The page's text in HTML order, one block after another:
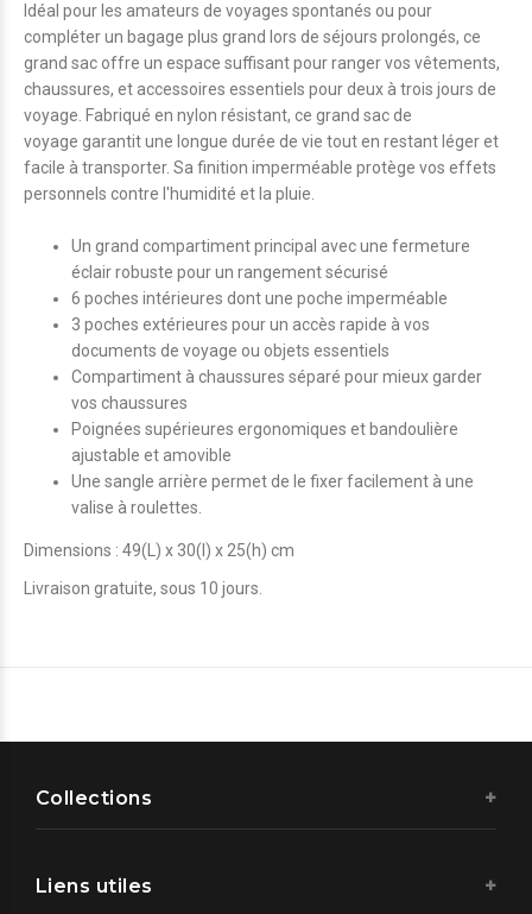
Idéal pour les amateurs de voyages spontanés ou pour
compléter un bagage plus grand lors de séjours prolongés, ce
grand sac offre un espace suffisant pour ranger vos vêtements,
chaussures, et accessoires essentiels pour deux à trois jours de
voyage. Fabriqué en nylon résistant, ce grand sac de
voyage garantit une longue durée de vie tout en restant léger et
facile à transporter. Sa finition imperméable protège vos effets
personnels contre l'humidité et la pluie.
Un grand compartiment principal avec une fermeture
éclair robuste pour un rangement sécurisé
6 poches intérieures dont une poche imperméable
3 poches extérieures pour un accès rapide à vos
documents de voyage ou objets essentiels
Compartiment à chaussures séparé pour mieux garder
vos chaussures
Poignées supérieures ergonomiques et bandoulière
ajustable et amovible
Une sangle arrière permet de le fixer facilement à une
valise à roulettes.
Dimensions : 49(L) x 30(l) x 25(h) cm
Livraison gratuite, sous 10 jours.
Collections
Liens utiles